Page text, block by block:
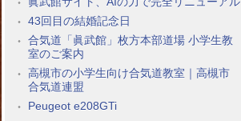
43回目の結婚記念日
合気道「眞武館」枚方本部道場 小学生教
室のご案内
高槻市の小学生向け合気道教室｜高槻市
合気道連盟
Peugeot e208GTi